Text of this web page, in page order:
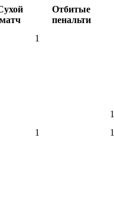
матч
Отбитые
пенальти
1
1
1 1